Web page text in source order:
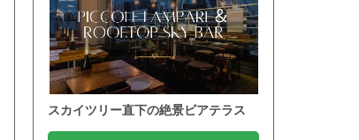
スカイツリー直下の絶景ビアテラス